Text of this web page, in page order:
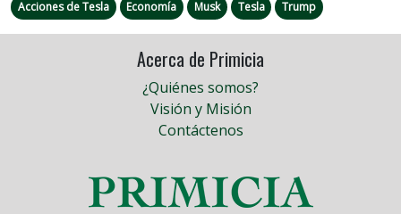
Acciones de Tesla Economía Musk Tesla Trump
Acerca de Primicia
¿Quiénes somos?
Visión y Misión
Contáctenos